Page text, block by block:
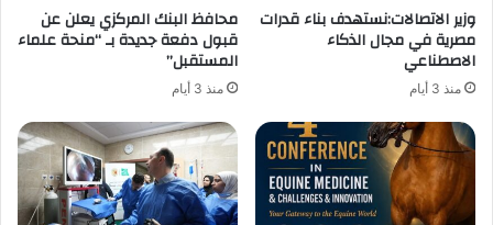
وزير الاتصالات:نستهدف بناء قدرات
مصرية في مجال الذكاء
الاصطناعي
منذ 3 أيام
محافظ البنك المركزي يعلن عن
قبول دفعة جديدة بـ “منحة علماء
المستقبل”
منذ 3 أيام